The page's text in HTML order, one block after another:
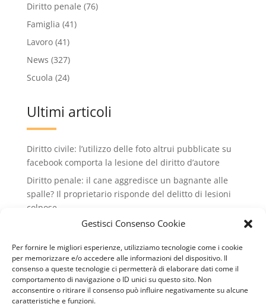
Gestisci Consenso Cookie
Per fornire le migliori esperienze, utilizziamo tecnologie come i cookie
per memorizzare e/o accedere alle informazioni del dispositivo. Il
consenso a queste tecnologie ci permetterà di elaborare dati come il
comportamento di navigazione o ID unici su questo sito. Non
acconsentire o ritirare il consenso può influire negativamente su alcune
caratteristiche e funzioni.
Diritto penale (76)
Famiglia (41)
Lavoro(41)
News (327)
Scuola (24)
Ultimi articoli
Diritto civile: l’utilizzo delle foto altrui pubblicate su
facebook comporta la lesione del diritto d’autore
Diritto penale: il cane aggredisce un bagnante alle
spalle? Il proprietario risponde del delitto di lesioni
colpose.
Condominio: no all'installazione di condizionatori
Lavoro: valido il licenziamento intimato via wathsApp
Diritto civile: il conduttore può recedere dal contratto
di locazione se il cane del vicino abbaia